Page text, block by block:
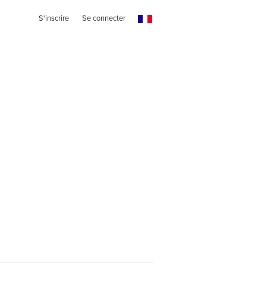
S'inscrire Se connecter